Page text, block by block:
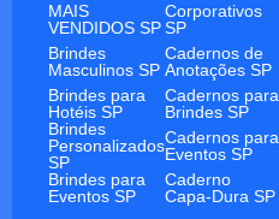
MAIS
VENDIDOS SP
Corporativos
SP
Brindes
Masculinos SP
Cadernos de
Anotações SP
Brindes para
Hotéis SP
Cadernos para
Brindes SP
Brindes
Personalizados
SP
Cadernos para
Eventos SP
Brindes para
Eventos SP
Caderno
Capa-Dura SP